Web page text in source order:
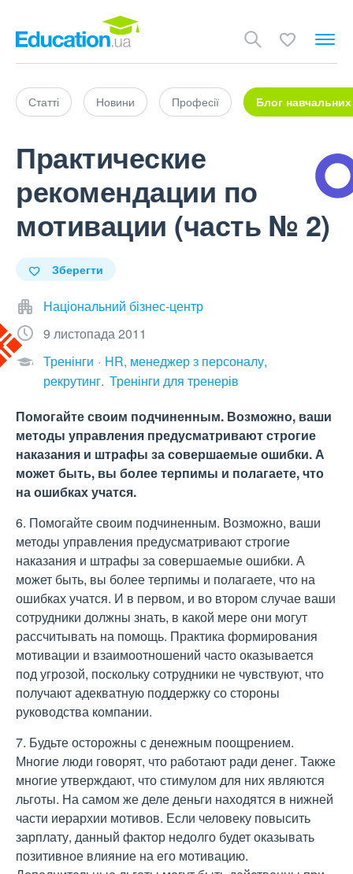
Статті Новини Професії Блог навчальних
Практические
рекомендации по
мотивации (часть № 2)
Зберегти
Національний бізнес-центр
9 листопада 2011
Тренінги
HR, менеджер з персоналу,
рекрутинг Тренінги для тренерів
Помогайте своим подчиненным. Возможно, ваши
методы управления предусматривают строгие
наказания и штрафы за совершаемые ошибки. А
может быть, вы более терпимы и полагаете, что
на ошибках учатся.
6. Помогайте своим подчиненным. Возможно, ваши
методы управления предусматривают строгие
наказания и штрафы за совершаемые ошибки. А
может быть, вы более терпимы и полагаете, что на
ошибках учатся. И в первом, и во втором случае ваши
сотрудники должны знать, в какой мере они могут
рассчитывать на помощь. Практика формирования
мотивации и взаимоотношений часто оказывается
под угрозой, поскольку сотрудники не чувствуют, что
получают адекватную поддержку со стороны
руководства компании.
7. Будьте осторожны с денежным поощрением.
Многие люди говорят, что работают ради денег. Также
многие утверждают, что стимулом для них являются
льготы. На самом же деле деньги находятся в нижней
части иерархии мотивов. Если человеку повысить
зарплату, данный фактор недолго будет оказывать
позитивное влияние на его мотивацию.